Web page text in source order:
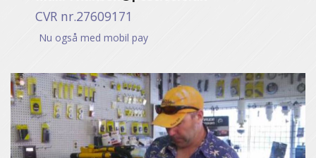
CVR nr.27609171
Nu også med mobil pay